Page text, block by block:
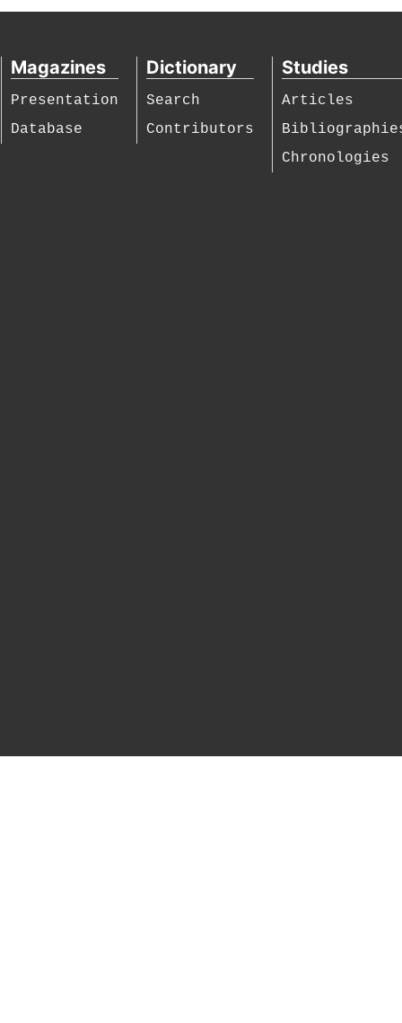
Magazines
Presentation
Database
Dictionary
Search
Contributors
Studies
Articles
Chronologies